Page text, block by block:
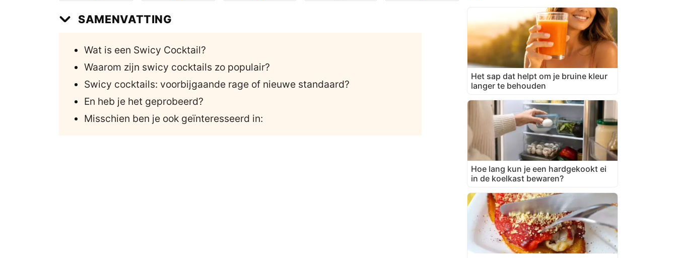
SAMENVATTING
Wat is een Swicy Cocktail?
Waarom zijn swicy cocktails zo populair?
Swicy cocktails: voorbijgaande rage of nieuwe standaard?
En heb je het geprobeerd?
Misschien ben je ook geïnteresseerd in:
Het sap dat helpt om je bruine kleur
langer te behouden
Hoe lang kun je een hardgekookt ei
in de koelkast bewaren?